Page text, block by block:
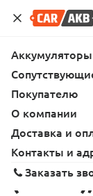
Адреса
(73
Аккумуляторы
Покупателю
О компании
Доставка и
Контакты и
Заказать